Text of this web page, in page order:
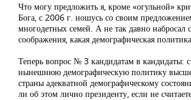
Что могу предложить я, кроме «огульной»
Бога, с 2006 г. ношусь со своим
многодетных семей. А не так давно набросал
соображения, какая демографическая
Теперь вопрос № 3 кандидатам в кандидаты:
нынешнюю демографическую политику
страны адекватной демографическому
ли об этом лично президенту, если не